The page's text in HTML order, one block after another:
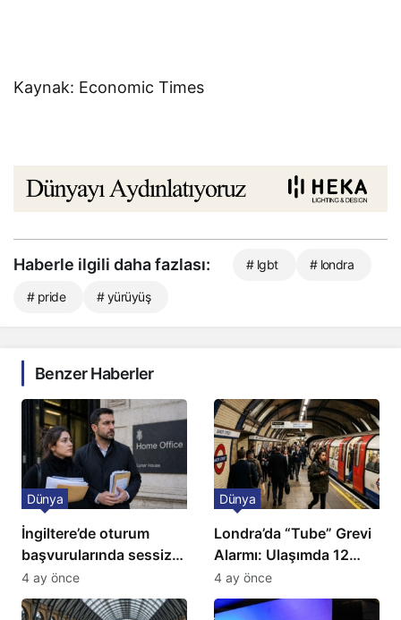
Kaynak: Economic Times
Haberle ilgili daha fazlası: # lgbt # londra
# pride # yürüyüş
Benzer Haberler
İngiltere’de oturum
başvurularında sessiz
kriz: Büyükelçilikten
açıklama!
Dünya
4 ay önce
Londra’da “Tube” Grevi
Alarmı: Ulaşımda 12
Günlük Kaos Kapıda
Dünya
4 ay önce